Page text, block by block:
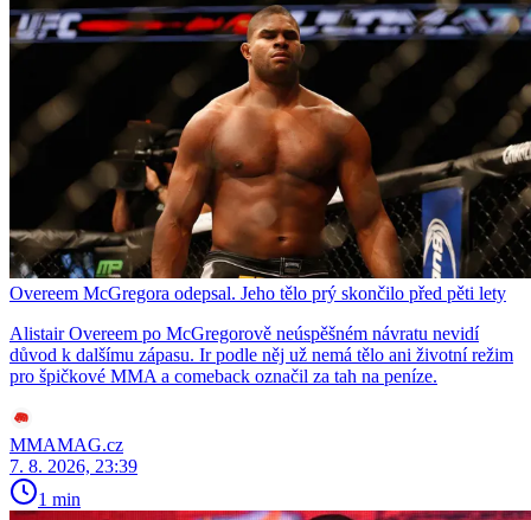
Overeem McGregora odepsal. Jeho tělo prý skončilo před pěti lety
Alistair Overeem po McGregorově neúspěšném návratu nevidí
důvod k dalšímu zápasu. Ir podle něj už nemá tělo ani životní režim
pro špičkové MMA a comeback označil za tah na peníze.
MMAMAG.cz
7. 8. 2026, 23:39
1 min